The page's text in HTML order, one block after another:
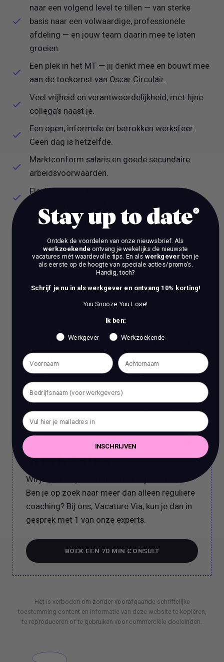
naar een volgend level te tillen — van sterke
basis naar een volwaardige, professionele
afdeling — en jouw team daarin mee te laten
groeien.
Een plek in het MT — jij denkt mee en bouwt mee
aan de toekomst van Oscar Circulair.
Veel vrijheid en verantwoordelijkheid, met fijne
collega’s naast je.
Een open, informele en betrokken werksfeer.
Geen dag is hetzelfde.
Marktconform salaris en goede secundaire
arbeidsvoorwaarden.
Flexibiliteit om hybride te werken als de
Pensioenregeling en studiebudget.
Wil je ons team komen versterken als Teamlead
Finance? Dan zien we graag je volledige CV en een
korte, maar messcherpe motivatie tegemoet. Voor
meer informatie kun je bellen met
Nadia Scherpenhuijzennaar 020- 24 43 829
Work Talks
Wil je een stap vooruit zetten in je carrière?
Ben je op zoek naar meer dan alleen reguliere
coaching? Bij ons, Vacature Via, kun je dan in
gesprek met 1 van onze experts.
BOEK EEN 70 MIN CONSULT
BOEK EEN 70 MIN CONSULT
Het is verboden om zonder voorafgaande schriftelijke
toestemming content en informatie van deze website te kopiëren,
te reproduceren of te gebruiken voor commerciële doeleinden.
Stay up to date
Ontdek de voordelen van onze nieuwsbrief. Als
werkzoekendeontvang je wekelijks de nieuwste
vacatures mét waardevolle tips. En als werkgever ben je
als eerste op de hoogte van speciale acties/promo's.
Handig, toch?
Schrijf je nu in als werkgever en ontvang 10% korting!
You Snooze You Lose!
Ik ben:
Werkgever Werkzoekende
INSCHRIJVEN